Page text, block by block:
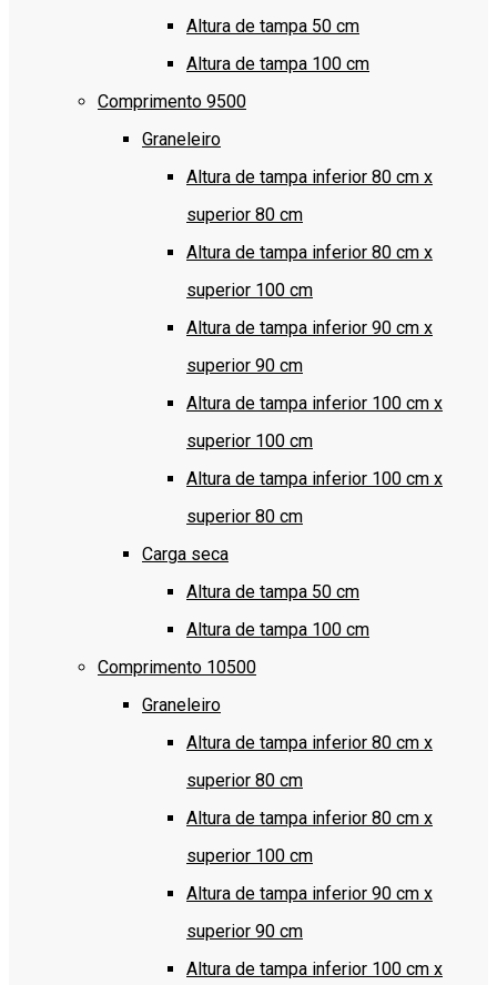
Altura de tampa 50 cm
Altura de tampa 100 cm
Comprimento 9500
Graneleiro
Altura de tampa inferior 80 cm x
superior 80 cm
Altura de tampa inferior 80 cm x
superior 100 cm
Altura de tampa inferior 90 cm x
superior 90 cm
Altura de tampa inferior 100 cm x
superior 100 cm
Altura de tampa inferior 100 cm x
superior 80 cm
Carga seca
Altura de tampa 50 cm
Altura de tampa 100 cm
Comprimento 10500
Graneleiro
Altura de tampa inferior 80 cm x
superior 80 cm
Altura de tampa inferior 80 cm x
superior 100 cm
Altura de tampa inferior 90 cm x
superior 90 cm
Altura de tampa inferior 100 cm x